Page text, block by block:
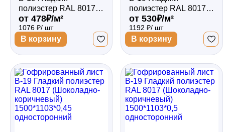
полиэстер RAL 8017
(Шоколадно-
коричневый)
1800*1103*0,45
односторонний
от 478₽/м²
1076 ₽/ шт
В корзину
полиэстер RAL 8017
(Шоколадно-
коричневый)
1800*1103*0,45
двухсторонний
от 530₽/м²
1192 ₽/ шт
В корзину